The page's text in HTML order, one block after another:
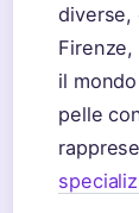
diverse,
il
pelle